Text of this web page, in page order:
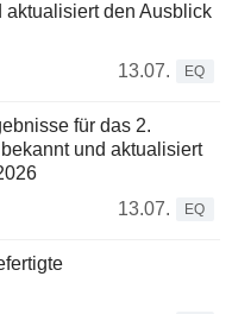
den Ausblick
13.07.
EQ
für das 2.
und aktualisiert
13.07.
EQ